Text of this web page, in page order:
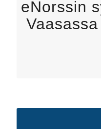
eNorssin